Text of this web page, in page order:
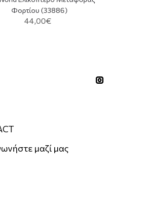
Φορτίου (33886)
44,00€
μαζί μας